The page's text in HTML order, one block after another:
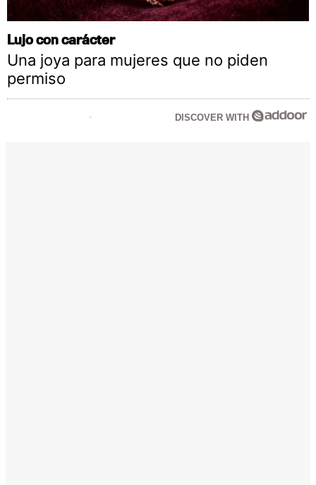
Lujo con carácter
Una joya para mujeres que no piden
permiso
DISCOVER WITH